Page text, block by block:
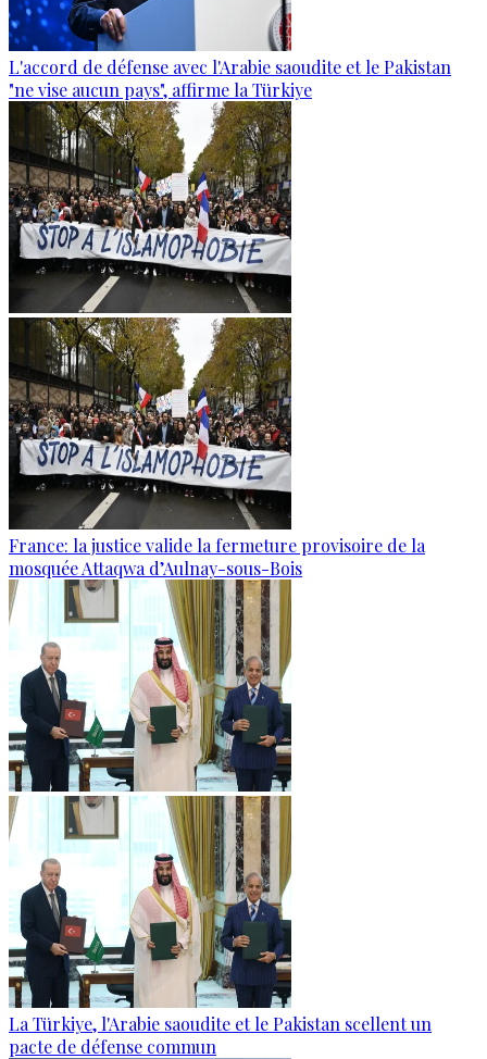
L'accord de défense avec l'Arabie saoudite et le Pakistan
"ne vise aucun pays", affirme la Türkiye
France: la justice valide la fermeture provisoire de la
mosquée Attaqwa d’Aulnay-sous-Bois
La Türkiye, l'Arabie saoudite et le Pakistan scellent un
pacte de défense commun